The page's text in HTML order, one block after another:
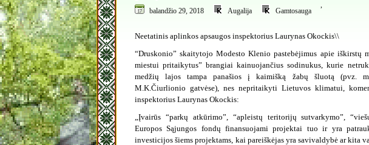
balandžio 29, 2018 Augalija
,
Gamtosauga
Neetatinis aplinkos apsaugos inspektorius Laurynas Okockis\\
“Druskonio” skaitytojo Modesto Klenio pastebėjimus apie iškirstų
miestui pritaikytus” brangiai kainuojančius sodinukus, kurie
medžių lajos tampa panašios į kaimišką žabų šluotą (pvz.
M.K.Čiurlionio gatvėse), nes nepritaikyti Lietuvos klimatui,
inspektorius Laurynas Okockis:
„Įvairūs “parkų atkūrimo”, “apleistų teritorijų sutvarkymo”,
Europos Sąjungos fondų finansuojami projektai tuo ir yra
investicijos šiems projektams, kai pareiškėjas yra savivaldybė ar kita